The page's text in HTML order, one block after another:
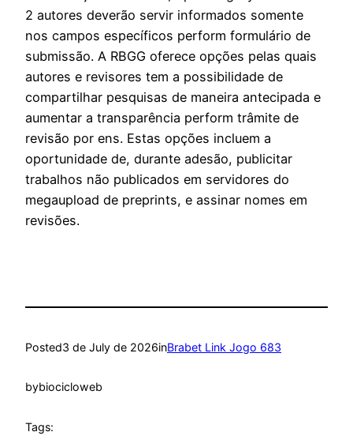
2 autores deverão servir informados somente
nos campos específicos perform formulário de
submissão. A RBGG oferece opções pelas quais
autores e revisores tem a possibilidade de
compartilhar pesquisas de maneira antecipada e
aumentar a transparência perform trâmite de
revisão por ens. Estas opções incluem a
oportunidade de, durante adesão, publicitar
trabalhos não publicados em servidores do
megaupload de preprints, e assinar nomes em
revisões.
Posted3 de July de 2026inBrabet Link Jogo 683
bybiocicloweb
Tags: